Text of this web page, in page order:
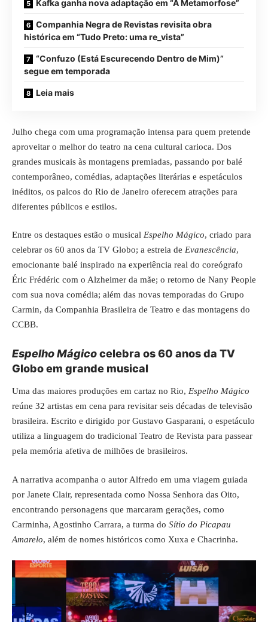
Kafka ganha nova adaptação em “A Metamorfose”
Companhia Negra de Revistas revisita obra
histórica em “Tudo Preto: uma re_vista”
“Confuzo (Está Escurecendo Dentro de Mim)”
segue em temporada
Leia mais
Julho chega com uma programação intensa para quem pretende
aproveitar o melhor do teatro na cena cultural carioca. Dos
grandes musicais às montagens premiadas, passando por balé
contemporâneo, comédias, adaptações literárias e espetáculos
inéditos, os palcos do Rio de Janeiro oferecem atrações para
diferentes públicos e estilos.
Entre os destaques estão o musical Espelho Mágico, criado para
celebrar os 60 anos da TV Globo; a estreia de Evanescência,
emocionante balé inspirado na experiência real do coreógrafo
Éric Frédéric com o Alzheimer da mãe; o retorno de Nany People
com sua nova comédia; além das novas temporadas do Grupo
Carmin, da Companhia Brasileira de Teatro e das montagens do
CCBB.
Espelho Mágicocelebra os 60 anos da TV
Globo em grande musical
Uma das maiores produções em cartaz no Rio, Espelho Mágico
reúne 32 artistas em cena para revisitar seis décadas de televisão
brasileira. Escrito e dirigido por Gustavo Gasparani, o espetáculo
utiliza a linguagem do tradicional Teatro de Revista para passear
pela memória afetiva de milhões de brasileiros.
A narrativa acompanha o autor Alfredo em uma viagem guiada
por Janete Clair, representada como Nossa Senhora das Oito,
encontrando personagens que marcaram gerações, como
Carminha, Agostinho Carrara, a turma do Sítio do Picapau
Amarelo, além de nomes históricos como Xuxa e Chacrinha.